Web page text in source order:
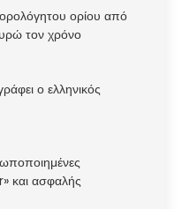
ορίου από
τον χρόνο
ο ελληνικός
και ασφαλής